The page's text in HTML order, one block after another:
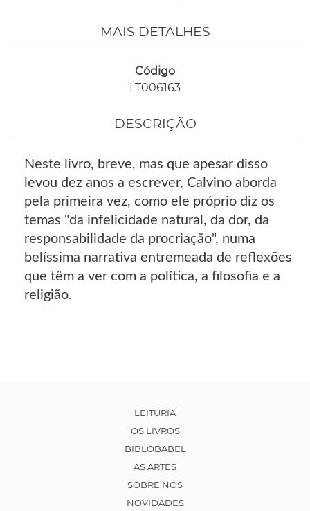
MAIS DETALHES
Código
LT006163
DESCRIÇÃO
Neste livro, breve, mas que apesar disso
levou dez anos a escrever, Calvino aborda
pela primeira vez, como ele próprio diz os
temas "da infelicidade natural, da dor, da
responsabilidade da procriação", numa
belíssima narrativa entremeada de reflexões
que têm a ver com a política, a filosofia e a
religião.
LEITURIA
OS LIVROS
BIBLOBABEL
AS ARTES
SOBRE NÓS
NOVIDADES